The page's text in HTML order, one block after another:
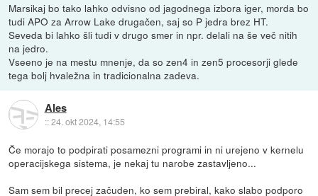
Marsikaj bo tako lahko odvisno od jagodnega izbora iger, morda bo
tudi APO za Arrow Lake drugačen, saj so P jedra brez HT.
Seveda bi lahko šli tudi v drugo smer in npr. delali na še več nitih
na jedro.
Vseeno je na mestu mnenje, da so zen4 in zen5 procesorji glede
tega bolj hvaležna in tradicionalna zadeva.
Ales
::24. okt 2024, 14:55
Če morajo to podpirati posamezni programi in ni urejeno v kernelu
operacijskega sistema, je nekaj tu narobe zastavljeno...
Sam sem bil precej začuden, ko sem prebiral, kako slabo podporo